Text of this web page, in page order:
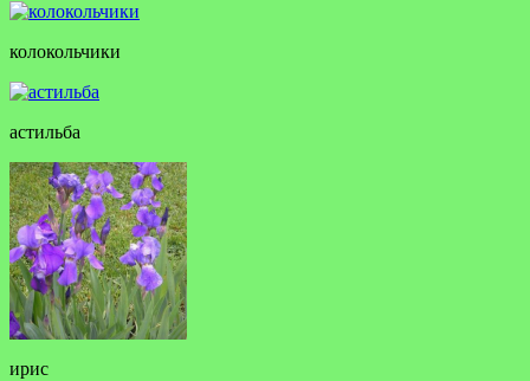
колокольчики
астильба
ирис